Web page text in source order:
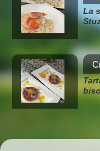
La